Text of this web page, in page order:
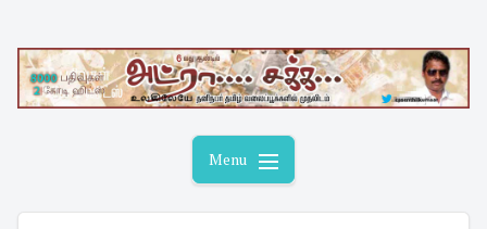
content
Menu